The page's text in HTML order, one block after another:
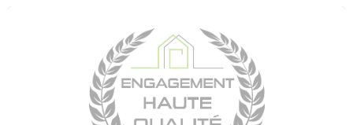
ENGAGEMENT HAUTE QUALITÉ :
De l’écoute de votre besoin, à la finition
Délai respect